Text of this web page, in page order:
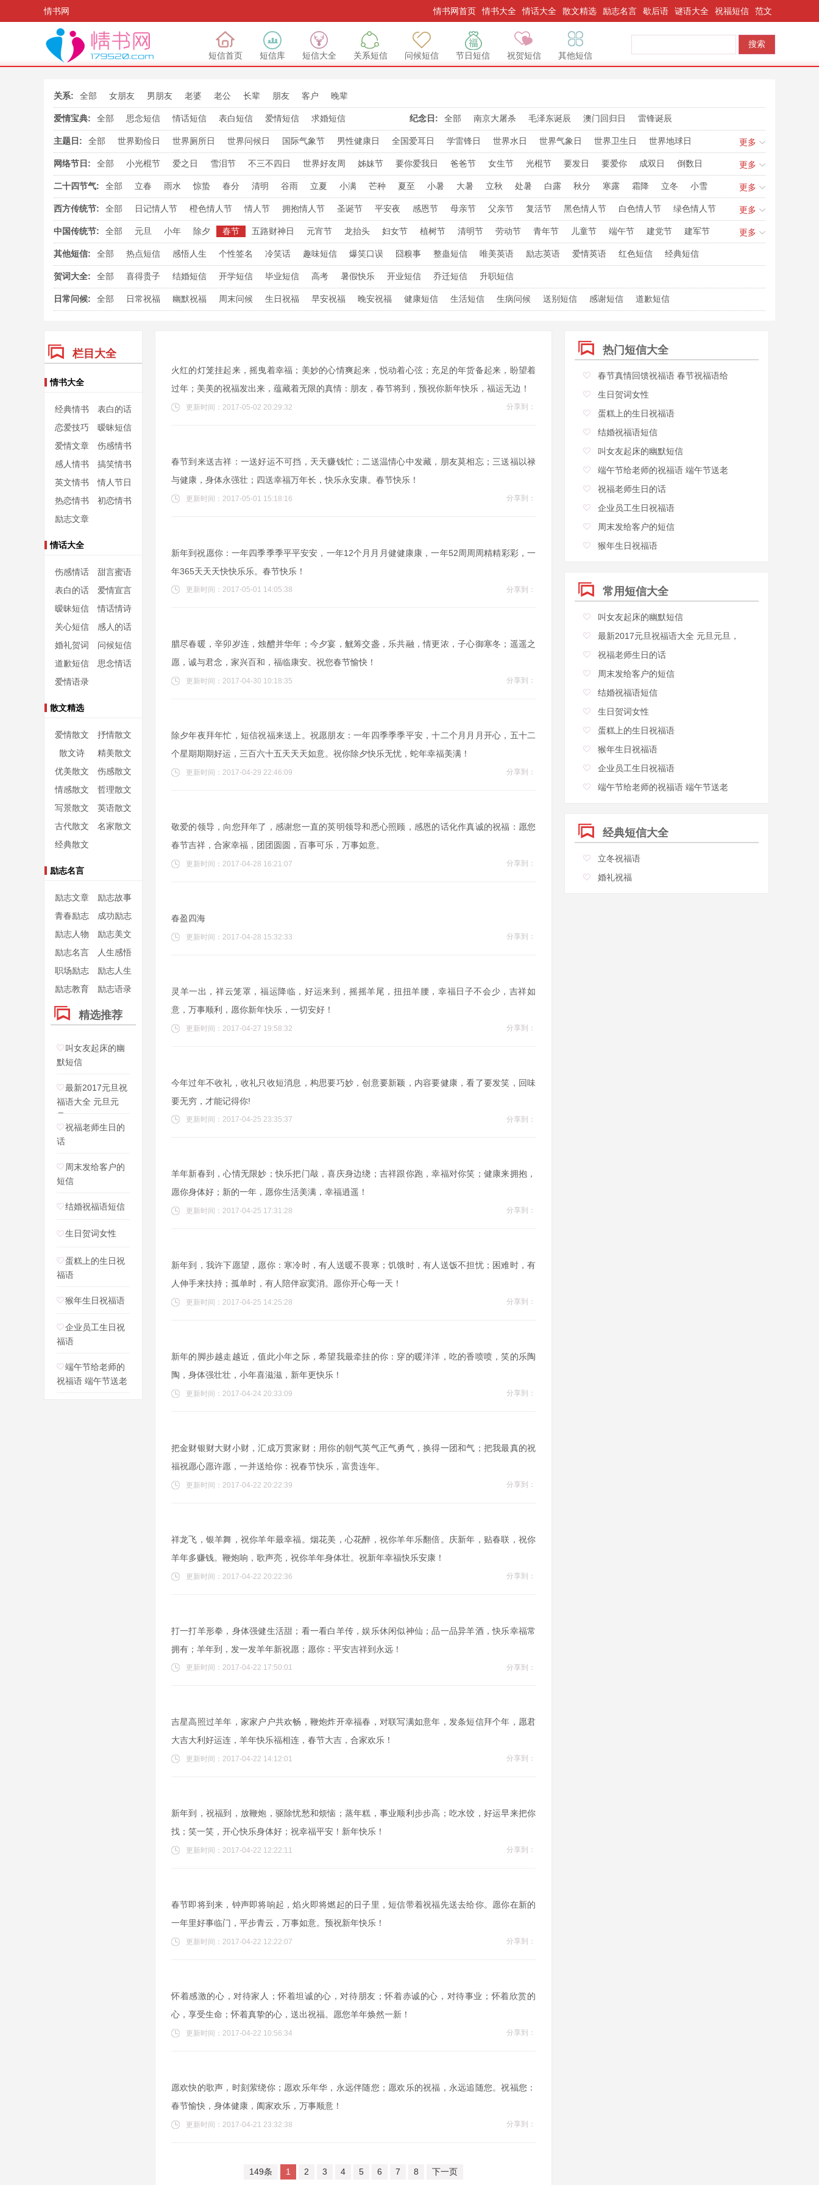
情书网 情书网首页 情书大全 情话大全 散文精选 励志名言 歇后语 谜语大全 祝福短信 范文
短信首页 短信库 短信大全 关系短信 问候短信 节日短信 祝贺短信 其他短信
关系: 全部 女朋友 男朋友 老婆 老公 长辈 朋友 客户 晚辈
爱情宝典: 全部 思念短信 情话短信 表白短信 爱情短信 求婚短信 纪念日: 全部 南京大屠杀 毛泽东诞辰 澳门回归日 雷锋诞辰
主题日: 全部 世界勤俭日 世界厕所日 世界问候日 国际气象节 男性健康日 全国爱耳日 学雷锋日 世界水日 世界气象日 世界卫生日
世界地球日
国际秘书日
世界微笑日 国际家庭日 国际宽容日 消费者日 艾滋病日 糖尿病日 国际禁毒日 世界人口日
世界邮政日
国际盲人节 世界读书日
更多
网络节日: 全部 小光棍节 爱之日 雪泪节 不三不四日 世界好友周 姊妹节 要你爱我日 爸爸节 女生节 光棍节 要发日 要爱你 成双日
倒数日
誓要爱
铁哥们日 誓要发 我爱你 爱己日 反转日 亲亲日 发财日 就要爱 双十 双十二 要爱日 安全日 誓爱妻 我要妻 我要发
我爱妻
亲一亲 世界最疼姐妹日 男人节 久久节 要顺日 闺蜜日
更多
二十四节气: 全部 立春 雨水 惊蛰 春分 清明 谷雨 立夏 小满 芒种 夏至 小暑 大暑 立秋 处暑 白露 秋分 寒露 霜降 立冬
小雪
大雪
小寒 大寒
更多
西方传统节: 全部 日记情人节 橙色情人节 情人节 拥抱情人节 圣诞节 平安夜 感恩节 母亲节 父亲节 复活节 黑色情人节 白色情人节
绿色情人节
愚人节
万圣节 玫瑰情人节 亲吻情人节 巴西情人节 银色情人节
更多
中国传统节: 全部 元旦 小年 除夕 春节 五路财神日 元宵节 龙抬头 妇女节 植树节 清明节 劳动节 青年节 儿童节 端午节 建党节
建军节
七夕节
教师节 中秋节 扫尘日 祈福日 送穷日 玉皇诞辰 护士节 佛诞日 腊八节 闰年闰月
貔貅生日
观世音菩萨出家日
更多
其他短信: 全部 热点短信 感悟人生 个性签名 冷笑话 趣味短信 爆笑口误 囧糗事 整蛊短信 唯美英语 励志英语 爱情英语 红色短信 经典短信
贺词大全: 全部 喜得贵子 结婚短信 开学短信 毕业短信 高考 暑假快乐 开业短信 乔迁短信 升职短信
日常问候: 全部 日常祝福 幽默祝福 周末问候 生日祝福 早安祝福 晚安祝福 健康短信 生活短信 生病问候 送别短信 感谢短信 道歉短信
栏目大全
情书大全
经典情书
表白的话
恋爱技巧
暧昧短信
爱情文章
伤感情书
感人情书
搞笑情书
英文情书
情人节日
热恋情书
初恋情书
励志文章
情话大全
伤感情话
甜言蜜语
表白的话
爱情宣言
暧昧短信
情话情诗
关心短信
感人的话
婚礼贺词
问候短信
道歉短信
思念情话
爱情语录
散文精选
爱情散文
抒情散文
散文诗
精美散文
优美散文
伤感散文
情感散文
哲理散文
写景散文
英语散文
古代散文
名家散文
经典散文
励志名言
励志文章
励志故事
青春励志
成功励志
励志人物
励志美文
励志名言
人生感悟
职场励志
励志人生
励志教育
励志语录
精选推荐
叫女友起床的幽
默短信
最新2017元旦祝
福语大全 元旦元
旦，
祝福老师生日的
话
周末发给客户的
短信
结婚祝福语短信
生日贺词女性
蛋糕上的生日祝
福语
猴年生日祝福语
企业员工生日祝
福语
端午节给老师的
祝福语 端午节送老
火红的灯笼挂起来，摇曳着幸福；美妙的心情爽起来，悦动着心弦；充足的年货备起来，盼望着
过年；美美的祝福发出来，蕴藏着无限的真情：朋友，春节将到，预祝你新年快乐，福运无边！
更新时间：2017-05-02 20:29:32 分享到：
春节到来送吉祥：一送好运不可挡，天天赚钱忙；二送温情心中发藏，朋友莫相忘；三送福以禄
与健康，身体永强壮；四送幸福万年长，快乐永安康。春节快乐！
更新时间：2017-05-01 15:18:16 分享到：
新年到祝愿你：一年四季季季平平安安，一年12个月月月健健康康，一年52周周周精精彩彩，一
年365天天天快快乐乐。春节快乐！
更新时间：2017-05-01 14:05:38 分享到：
腊尽春暖，辛卯岁连，烛醴并华年；今夕宴，觥筹交盏，乐共融，情更浓，子心御寒冬；遥遥之
愿，诚与君念，家兴百和，福临康安。祝您春节愉快！
更新时间：2017-04-30 10:18:35 分享到：
除夕年夜拜年忙，短信祝福来送上。祝愿朋友：一年四季季季平安，十二个月月月开心，五十二
个星期期期好运，三百六十五天天天如意。祝你除夕快乐无忧，蛇年幸福美满！
更新时间：2017-04-29 22:46:09 分享到：
敬爱的领导，向您拜年了，感谢您一直的英明领导和悉心照顾，感恩的话化作真诚的祝福：愿您
春节吉祥，合家幸福，团团圆圆，百事可乐，万事如意。
更新时间：2017-04-28 16:21:07 分享到：
春盈四海
更新时间：2017-04-28 15:32:33 分享到：
灵羊一出，祥云笼罩，福运降临，好运来到，摇摇羊尾，扭扭羊腰，幸福日子不会少，吉祥如
意，万事顺利，愿你新年快乐，一切安好！
更新时间：2017-04-27 19:58:32 分享到：
今年过年不收礼，收礼只收短消息，构思要巧妙，创意要新颖，内容要健康，看了要发笑，回味
要无穷，才能记得你!
更新时间：2017-04-25 23:35:37 分享到：
羊年新春到，心情无限妙；快乐把门敲，喜庆身边绕；吉祥跟你跑，幸福对你笑；健康来拥抱，
愿你身体好；新的一年，愿你生活美满，幸福逍遥！
更新时间：2017-04-25 17:31:28 分享到：
新年到，我许下愿望，愿你：寒冷时，有人送暖不畏寒；饥饿时，有人送饭不担忧；困难时，有
人伸手来扶持；孤单时，有人陪伴寂寞消。愿你开心每一天！
更新时间：2017-04-25 14:25:28 分享到：
新年的脚步越走越近，值此小年之际，希望我最牵挂的你：穿的暖洋洋，吃的香喷喷，笑的乐陶
陶，身体强壮壮，小年喜滋滋，新年更快乐！
更新时间：2017-04-24 20:33:09 分享到：
把金财银财大财小财，汇成万贯家财；用你的朝气英气正气勇气，换得一团和气；把我最真的祝
福祝愿心愿许愿，一并送给你：祝春节快乐，富贵连年。
更新时间：2017-04-22 20:22:39 分享到：
祥龙飞，银羊舞，祝你羊年最幸福。烟花美，心花醉，祝你羊年乐翻倍。庆新年，贴春联，祝你
羊年多赚钱。鞭炮响，歌声亮，祝你羊年身体壮。祝新年幸福快乐安康！
更新时间：2017-04-22 20:22:36 分享到：
打一打羊形拳，身体强健生活甜；看一看白羊传，娱乐休闲似神仙；品一品异羊酒，快乐幸福常
拥有；羊年到，发一发羊年新祝愿；愿你：平安吉祥到永远！
更新时间：2017-04-22 17:50:01 分享到：
吉星高照过羊年，家家户户共欢畅，鞭炮炸开幸福春，对联写满如意年，发条短信拜个年，愿君
大吉大利好运连，羊年快乐福相连，春节大吉，合家欢乐！
更新时间：2017-04-22 14:12:01 分享到：
新年到，祝福到，放鞭炮，驱除忧愁和烦恼；蒸年糕，事业顺利步步高；吃水饺，好运早来把你
找；笑一笑，开心快乐身体好；祝幸福平安！新年快乐！
更新时间：2017-04-22 12:22:11 分享到：
春节即将到来，钟声即将响起，焰火即将燃起的日子里，短信带着祝福先送去给你。愿你在新的
一年里好事临门，平步青云，万事如意。预祝新年快乐！
更新时间：2017-04-22 12:22:07 分享到：
怀着感激的心，对待家人；怀着坦诚的心，对待朋友；怀着赤诚的心，对待事业；怀着欣赏的
心，享受生命；怀着真挚的心，送出祝福。愿您羊年焕然一新！
更新时间：2017-04-22 10:56:34 分享到：
愿欢快的歌声，时刻萦绕你；愿欢乐年华，永远伴随您；愿欢乐的祝福，永远追随您。祝福您：
春节愉快，身体健康，阖家欢乐，万事顺意！
更新时间：2017-04-21 23:32:38 分享到：
149条 1 2 3 4 5 6 7 8 下一页
热门短信大全
春节真情回馈祝福语 春节祝福语给
生日贺词女性
蛋糕上的生日祝福语
结婚祝福语短信
叫女友起床的幽默短信
端午节给老师的祝福语 端午节送老
祝福老师生日的话
企业员工生日祝福语
周末发给客户的短信
猴年生日祝福语
常用短信大全
叫女友起床的幽默短信
最新2017元旦祝福语大全 元旦元旦，
祝福老师生日的话
周末发给客户的短信
结婚祝福语短信
生日贺词女性
蛋糕上的生日祝福语
猴年生日祝福语
企业员工生日祝福语
端午节给老师的祝福语 端午节送老
经典短信大全
立冬祝福语
婚礼祝福